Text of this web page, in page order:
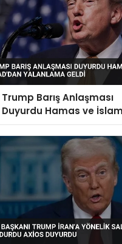
Trump Barış Anlaşması
Duyurdu Hamas ve
Cihad’dan Yalanlama